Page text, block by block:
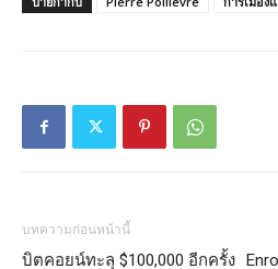
บทความก่อนหน้านี้
บิตคอยน์ทะลุ $100,000 อีกครั้ง